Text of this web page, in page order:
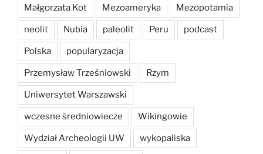
Małgorzata Kot Mezoameryka Mezopotamia
neolit Nubia paleolit Peru podcast
Polska popularyzacja
Przemysław Trześniowski Rzym
Uniwersytet Warszawski
wczesne średniowiecze Wikingowie
Wydział Archeologii UW wykopaliska